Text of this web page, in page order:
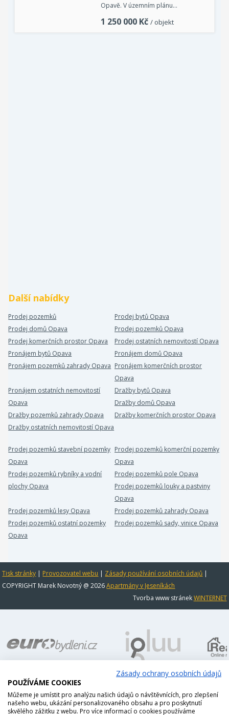
Opavě. V územním plánu…
1 250 000 Kč / objekt
Další nabídky
Prodej pozemků
Prodej bytů Opava
Prodej domů Opava
Prodej pozemků Opava
Prodej komerčních prostor Opava
Prodej ostatních nemovitostí Opava
Pronájem bytů Opava
Pronájem domů Opava
Pronájem pozemků zahrady Opava Pronájem komerčních prostor
Opava
Pronájem ostatních nemovitostí
Opava
Dražby bytů Opava
Dražby domů Opava
Dražby pozemků zahrady Opava
Dražby komerčních prostor Opava
Dražby ostatních nemovitostí Opava
Prodej pozemků stavební pozemky
Opava
Prodej pozemků komerční pozemky
Opava
Prodej pozemků rybníky a vodní
plochy Opava
Prodej pozemků pole Opava
Prodej pozemků louky a pastviny
Opava
Prodej pozemků lesy Opava
Prodej pozemků zahrady Opava
Prodej pozemků ostatní pozemky
Opava
Prodej pozemků sady, vinice Opava
Tisk stránky | Provozovatel webu | Zásady používání osobních údajů |
COPYRIGHT Marek Novotný @ 2026Apartmány v Jeseníkách
Tvorba www stránekWINTERNET
Zásady ochrany osobních údajů
POUŽÍVÁME COOKIES
Můžeme je umístit pro analýzu našich údajů o návštěvnících, pro zlepšení
našeho webu, ukázání personalizovaného obsahu a pro poskytnutí
skvělého zážitku z webu. Pro více informací o cookies používáme